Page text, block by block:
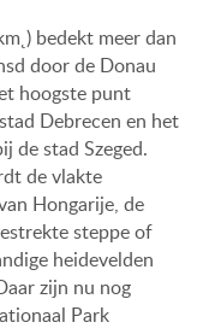
bedekt meer dan
door de Donau
hoogste punt
Debrecen en het
de stad Szeged.
de vlakte
Hongarije, de
steppe of
heidevelden
zijn nu nog
Park